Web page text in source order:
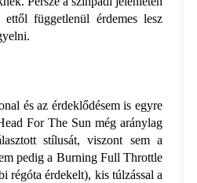
függetlenül érdemes lesz
és az érdeklődésem is egyre
For The Sun még aránylag
stílusát, viszont sem a
pedig a Burning Full Throttle
régóta érdekelt), kis túlzással a